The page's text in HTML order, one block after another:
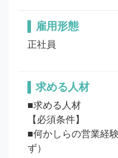
雇用形態
正社員
求める人材
■求める人材
【必須条件】
■何かしらの営業経
ず）